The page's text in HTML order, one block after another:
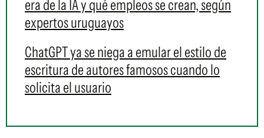
era de la IA y qué empleos se crean, según
expertos uruguayos
ChatGPT ya se niega a emular el estilo de
escritura de autores famosos cuando lo
solicita el usuario